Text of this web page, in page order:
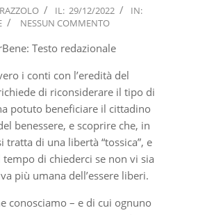
IL: 29/12/2022
IN:
NESSUN COMMENTO
Testo redazionale
i conti con l’eredità del
di riconsiderare il tipo di
potuto beneficiare il cittadino
benessere, e scoprire che, in
tratta di una libertà “tossica”, e
tempo di chiederci se non vi sia
più umana dell’essere liberi.
conosciamo – e di cui ognuno